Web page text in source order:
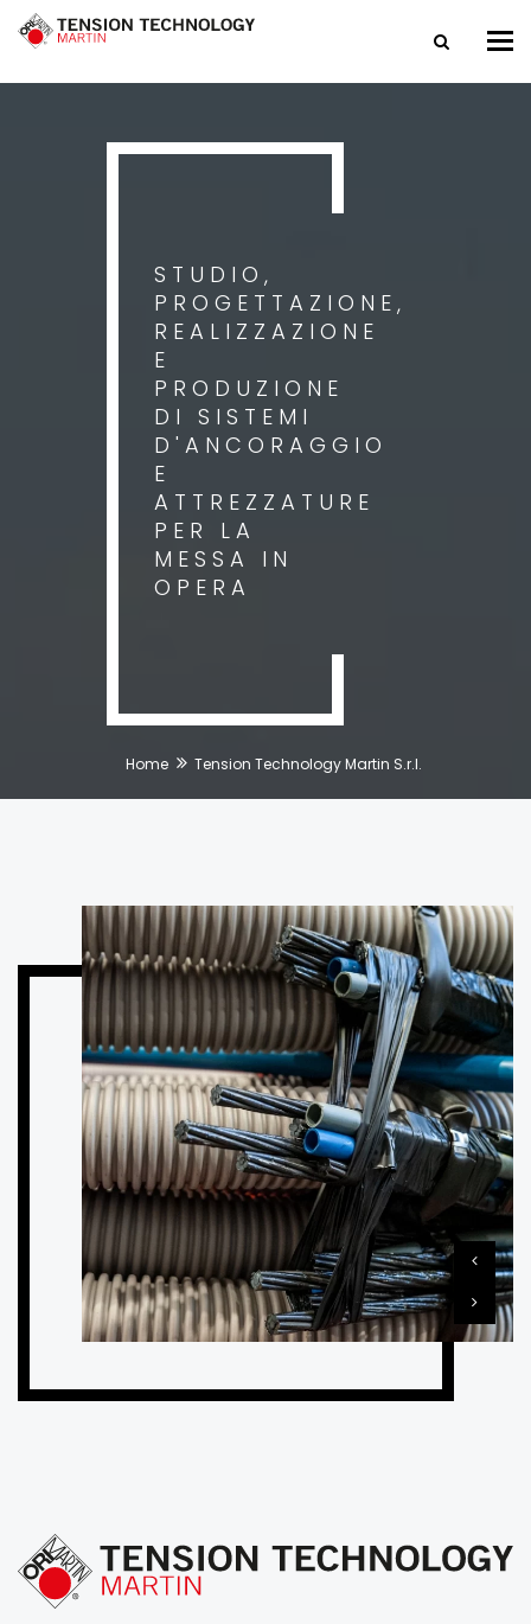
STUDIO,
PROGETTAZIONE,
REALIZZAZIONE
E
PRODUZIONE
DI SISTEMI
D'ANCORAGGIO
E
ATTREZZATURE
PER LA
MESSA IN
OPERA
Home Tension Technology Martin S.r.l.